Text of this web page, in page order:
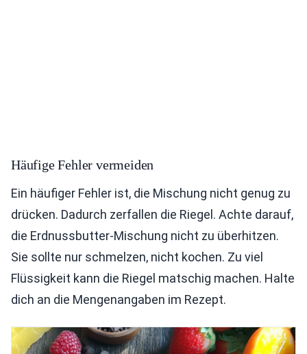
Häufige Fehler vermeiden
Ein häufiger Fehler ist, die Mischung nicht genug zu
drücken. Dadurch zerfallen die Riegel. Achte darauf,
die Erdnussbutter-Mischung nicht zu überhitzen.
Sie sollte nur schmelzen, nicht kochen. Zu viel
Flüssigkeit kann die Riegel matschig machen. Halte
dich an die Mengenangaben im Rezept.